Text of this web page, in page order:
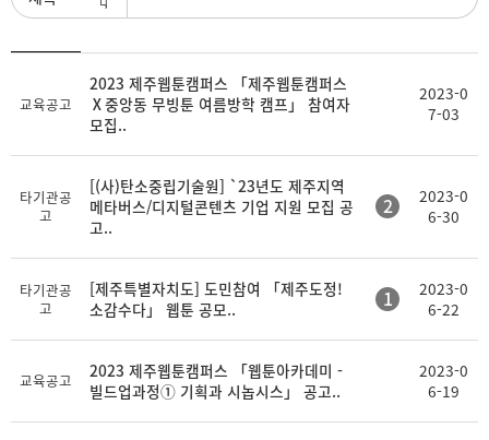
목 부 록
교육공고
2023 제주웹툰캠퍼스 「제주웹툰캠퍼스
Ⅹ중앙동 무빙툰 여름방학 캠프」 참여자
모집..
2023-0
7-03
타기관공
고
[(사)탄소중립기술원] `23년도 제주지역
메타버스/디지털콘텐츠 기업 지원 모집 공
고..
2
2023-0
6-30
타기관공
고
[제주특별자치도] 도민참여 「제주도정!
소감수다」 웹툰 공모..
1
2023-0
6-22
교육공고
2023 제주웹툰캠퍼스 「웹툰아카데미 -
빌드업과정① 기획과 시놉시스」 공고..
2023-0
6-19